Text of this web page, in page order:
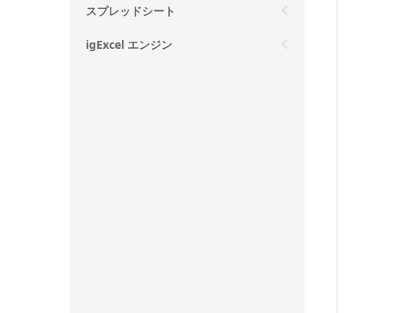
スプレッドシート
igExcel エンジン